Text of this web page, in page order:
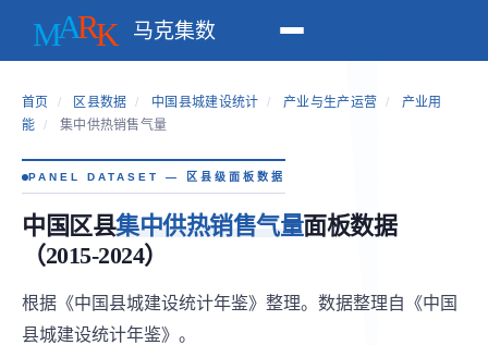
马克集数
首页 / 区县数据 / 中国县城建设统计 / 产业与生产运营 /
产业用
能 / 集中供热销售气量
PANEL DATASET — 区县级面板数据
中国区县集中供热销售气量面板数据
（2015-2024）
根据《中国县城建设统计年鉴》整理。数据整理自《中国
县城建设统计年鉴》。